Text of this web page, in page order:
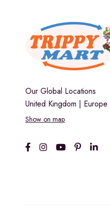
Our Global Locations
United Kingdom | Europe
Show on map